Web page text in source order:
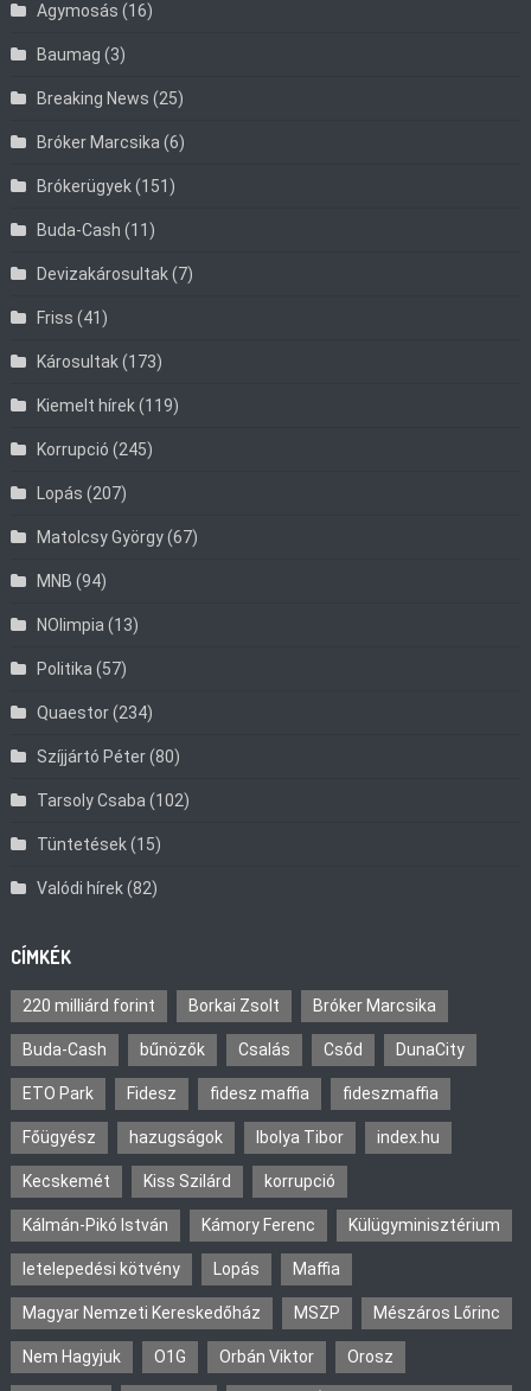
Agymosás (16)
Baumag (3)
Breaking News (25)
Bróker Marcsika(6)
Brókerügyek(151)
Buda-Cash (11)
Devizakárosultak(7)
Friss (41)
Károsultak(173)
Kiemelt hírek(119)
Korrupció (245)
Lopás (207)
Matolcsy György(67)
MNB (94)
NOlimpia(13)
Politika(57)
Quaestor(234)
Szíjjártó Péter(80)
Tarsoly Csaba(102)
Tüntetések(15)
Valódi hírek(82)
CÍMKÉK
220 milliárd forint Borkai Zsolt Bróker Marcsika
Buda-Cash bűnözők Csalás Csőd DunaCity
ETO Park Fidesz fidesz maffia fideszmaffia
Főügyész hazugságok Ibolya Tibor index.hu
Kecskemét Kiss Szilárd korrupció
Kálmán-Pikó István Kámory Ferenc Külügyminisztérium
letelepedési kötvény Lopás Maffia
Magyar Nemzeti Kereskedőház MSZP Mészáros Lőrinc
Nem Hagyjuk O1G Orbán Viktor Orosz